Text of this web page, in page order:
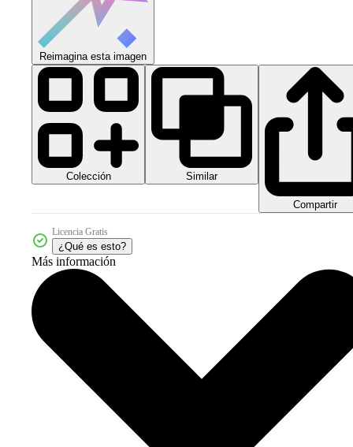
Reimagina esta imagen
Colección Similar
Compartir
Licencia Gratis
¿Qué es esto?
Más información